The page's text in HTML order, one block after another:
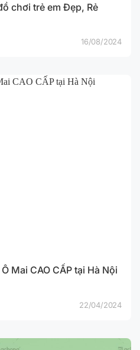
chơi trẻ em Đẹp, Rẻ
16/08/2024
Mai CAO CẤP tại Hà Nội
22/04/2024